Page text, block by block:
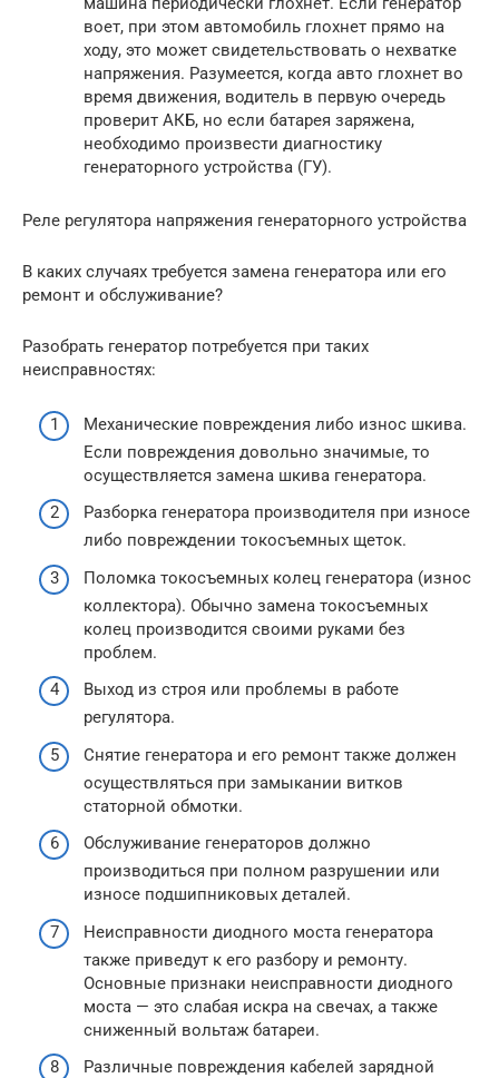
воет, при этом автомобиль глохнет прямо на
ходу, это может свидетельствовать о нехватке
напряжения. Разумеется, когда авто глохнет во
время движения, водитель в первую очередь
проверит АКБ, но если батарея заряжена,
необходимо произвести диагностику
генераторного устройства (ГУ).
Реле регулятора напряжения генераторного устройства
В каких случаях требуется замена генератора или его
ремонт и обслуживание?
Разобрать генератор потребуется при таких
неисправностях:
Механические повреждения либо износ шкива.
Если повреждения довольно значимые, то
осуществляется замена шкива генератора.
Разборка генератора производителя при износе
либо повреждении токосъемных щеток.
Поломка токосъемных колец генератора (износ
коллектора). Обычно замена токосъемных
колец производится своими руками без
проблем.
Выход из строя или проблемы в работе
регулятора.
Снятие генератора и его ремонт также должен
осуществляться при замыкании витков
статорной обмотки.
Обслуживание генераторов должно
производиться при полном разрушении или
износе подшипниковых деталей.
Неисправности диодного моста генератора
также приведут к его разбору и ремонту.
Основные признаки неисправности диодного
моста — это слабая искра на свечах, а также
сниженный вольтаж батареи.
Различные повреждения кабелей зарядной